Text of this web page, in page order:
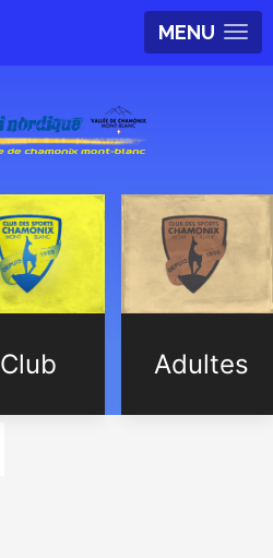
MENU
Club Adultes